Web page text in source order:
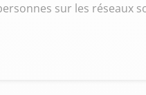
sur les réseaux